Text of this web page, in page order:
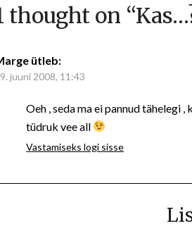
thought on “
ütleb:
juuni 2008, 11:43
Oeh , seda ma ei pannud tähelegi
tüdruk vee all
Vastamiseks logi sisse